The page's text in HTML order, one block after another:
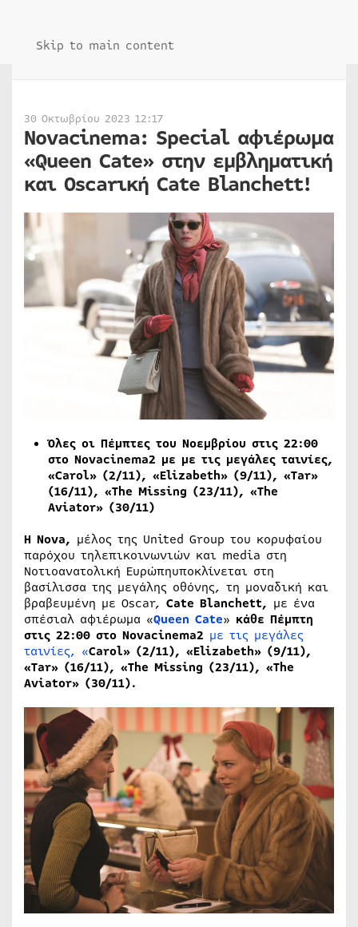
Skip to main content
30 Οκτωβρίου 2023 12:17
Novacinema: Special αφιέρωμα
«Queen Cate» στην εμβληματική
και Oscarική Cate Blanchett!
Όλες οι Πέμπτες του Νοεμβρίου στις 22:00
στο Novacinema2 με με τις μεγάλες ταινίες,
«Carol» (2/11), «Elizabeth» (9/11), «Tar»
(16/11), «The Missing (23/11), «The
Aviator» (30/11)
H Nova, μέλος της United Group του κορυφαίου
παρόχου τηλεπικοινωνιών και media στη
Νοτιοανατολική Ευρώπηυποκλίνεται στη
βασίλισσα της μεγάλης οθόνης, τη μοναδική και
βραβευμένη με Oscar, Cate Blanchett, με ένα
σπέσιαλ αφιέρωμα «Queen Cate» κάθε Πέμπτη
στις 22:00 στο Novacinema2 με τις μεγάλες
ταινίες, «Carol» (2/11), «Elizabeth» (9/11),
«Tar» (16/11), «The Missing (23/11), «The
Aviator» (30/11).